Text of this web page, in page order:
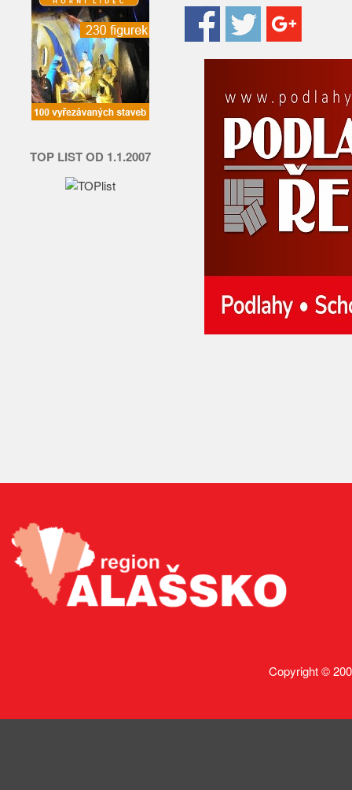
TOP LIST OD 1.1.2007
Copyright ©